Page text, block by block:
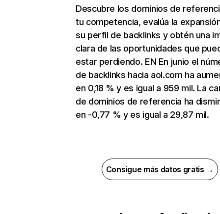
Descubre los dominios de
tu competencia, evalúa la
su perfil de backlinks y obtén una
clara de las oportunidades que
estar perdiendo. EN En junio el
de backlinks hacia aol.com ha
en 0,18 % y es igual a 959 mil. La
de dominios de referencia ha
en -0,77 % y es igual a 29,87 mil.
Consigue más datos gratis →